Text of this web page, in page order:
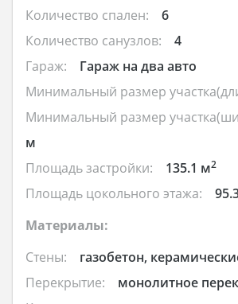
Количество спален:
6
Количество санузлов:
4
Гараж:
Гараж на два авто
Минимальный размер
Минимальный размер
м
Площадь застройки:
135.1 м2
Площадь цокольного этажа:
Материалы:
Стены:
газобетон,
Перекрытие:
монолитное